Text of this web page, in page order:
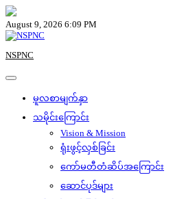
Skip
to
content
August 9, 2026 6:09 PM
NSPNC
မူလစာမျက်နှာ
သမိုင်းကြောင်း
Vision & Mission
ရုံးဖွင့်လှစ်ခြင်း
ကော်မတီတံဆိပ်အကြောင်း
ဆောင်ပုဒ်များ